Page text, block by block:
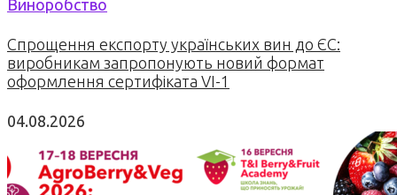
Виноробство
Спрощення експорту українських вин до ЄС:
виробникам запропонують новий формат
оформлення сертифіката VI-1
04.08.2026